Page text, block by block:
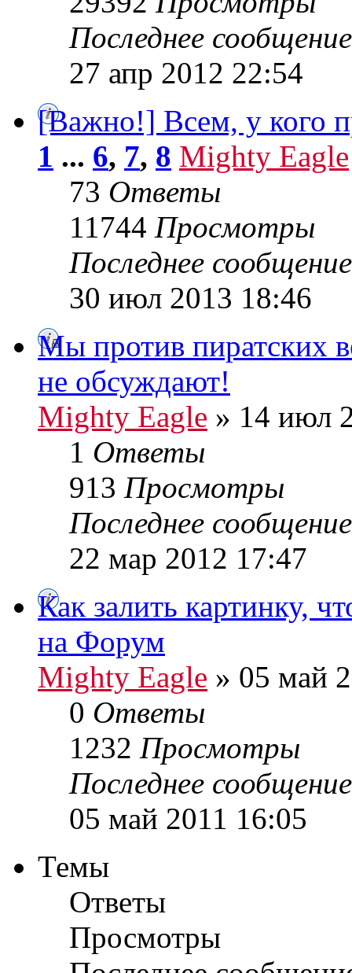
Последнее
27 апр 2012 22:54
[Важно!] Всем, у кого
1 ... 6, 7, 8 Mighty Eagle
73 Ответы
11744 Просмотры
Последнее
30 июл 2013 18:46
Мы против пиратских
не обсуждают!
Mighty Eagle » 14 июл
1 Ответы
913 Просмотры
Последнее
22 мар 2012 17:47
Как залить картинку,
на Форум
Mighty Eagle » 05 май
0 Ответы
1232 Просмотры
Последнее
05 май 2011 16:05
Темы
Ответы
Просмотры